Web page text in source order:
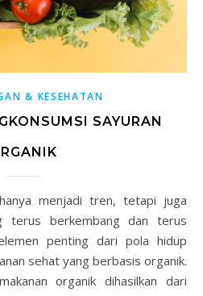
& KESEHATAN
SAYURAN
terus berkembang dan terus
penting dari pola hidup
sehat yang berbasis organik.
organik dihasilkan dari